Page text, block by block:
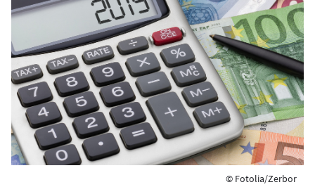
© Fotolia/Zerbor